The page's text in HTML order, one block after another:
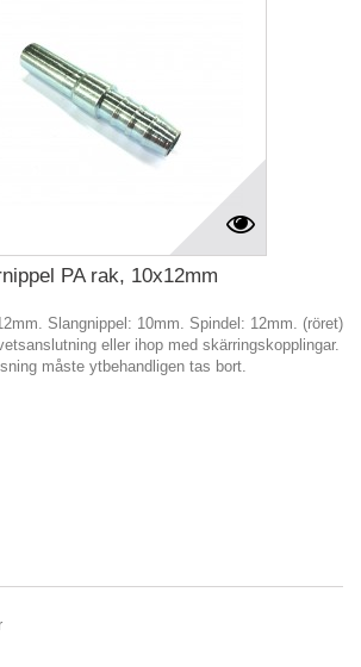
PA rak, 10x12mm
Slangnippel: 10mm. Spindel: 12mm. (röret)
eller ihop med skärringskopplingar.
måste ytbehandligen tas bort.